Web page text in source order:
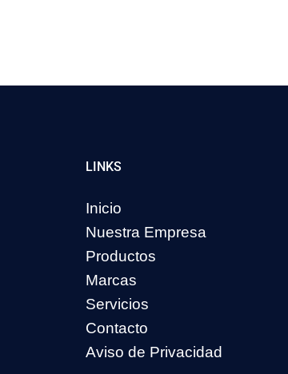
LINKS
Inicio
Nuestra Empresa
Productos
Marcas
Servicios
Contacto
Aviso de Privacidad